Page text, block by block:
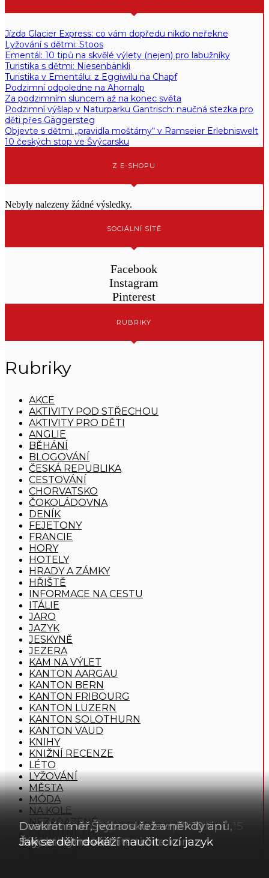
Lyžování s dětmi: Lenk (Betelberg)
Cestování do Švýcarska: odpovědi na 15
nejčastějších otázek
Turistika s dětmi: Stockhorn
Dovolená ve Švýcarsku levně? 10 tipů,
díky kterým ušetříte tisíce korun
Dvakrát měř, jednou řež a někdy ani
Švýcarovi nevěř!
Jak se děti dokáží naučit cizí jazyk
Jízda Glacier Express: co vám dopředu nikdo neřekne
Lyžování s dětmi: Stoos
Ementál: 10 tipů na skvělé výlety (nejen) pro labužníky
Turistika s dětmi: Niesenbänkli
Turistika v Ementálu: z Eggiwilu na Chapf
Podzimní odpoledne na Ahornalp
Za podzimním sluncem až na konec světa
Podzimní výšlap v Naturparku Gantrisch: naučná stezka pro
děti přes Gäggersteg
Objevte s dětmi „pravidla moštárny“ v Ramseier Erlebniswelt
10 českých stop ve Švýcarsku
Z E-SHOPU
Nebyly nalezeny žádné výsledky.
SOCIÁLNÍ SÍTĚ
Facebook
Instagram
Pinterest
RUBRIKY
Rubriky
AKCE
AKTIVITY POD STŘECHOU
AKTIVITY PRO DĚTI
ANGLIE
BĚHÁNÍ
BLOGOVÁNÍ
ČESKÁ REPUBLIKA
CESTOVÁNÍ
CHORVATSKO
ČOKOLÁDOVNA
DENÍK
FEJETONY
FRANCIE
HORY
HOTELY
HRADY A ZÁMKY
HŘIŠTĚ
INFORMACE NA CESTU
ITÁLIE
JARO
JAZYK
JESKYNĚ
JEZERA
KAM NA VÝLET
KANTON AARGAU
KANTON BERN
KANTON FRIBOURG
KANTON LUZERN
KANTON SOLOTHURN
KANTON VAUD
KNIHY
KNIŽNÍ RECENZE
LÉTO
LYŽOVÁNÍ
MĚSTA
MÓDA
NA KOLE
NEZAŘAZENÉ
OCHUTNEJTE
OSTATNÍ